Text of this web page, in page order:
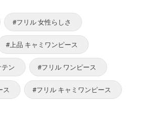
#フリル 女性らしさ
#上品 キャミワンピース
ン #フリル ワンピース
ス #フリル キャミワンピース